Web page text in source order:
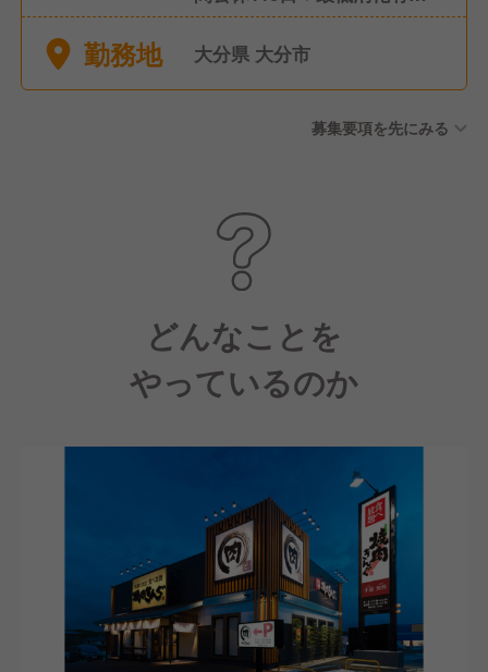
日） ・1ヶ月9休制（※2月のみ
8休） ・大晦日元旦は原則全
勤務地 大分県 大分市
募集要項を先にみる
どんなことを
やっているのか